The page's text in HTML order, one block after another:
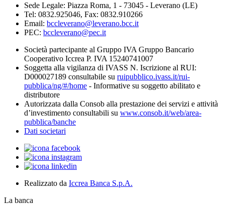
Sede Legale: Piazza Roma, 1 - 73045 - Leverano (LE)
Tel: 0832.925046, Fax: 0832.910266
Email: bccleverano@leverano.bcc.it
PEC: bccleverano@pec.it
Società partecipante al Gruppo IVA Gruppo Bancario
Cooperativo Iccrea P. IVA 15240741007
Soggetta alla vigilanza di IVASS N. Iscrizione al RUI:
D000027189 consultabile su ruipubblico.ivass.it/rui-
pubblica/ng/#/home - Informative su soggetto abilitato e
distributore
Autorizzata dalla Consob alla prestazione dei servizi e attività
d’investimento consultabili su www.consob.it/web/area-
pubblica/banche
Dati societari
Realizzato da Iccrea Banca S.p.A.
La banca